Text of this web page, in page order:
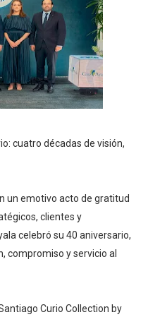
cuatro décadas de visión,
un emotivo acto de gratitud
clientes y
celebró su 40 aniversario,
compromiso y servicio al
Curio Collection by